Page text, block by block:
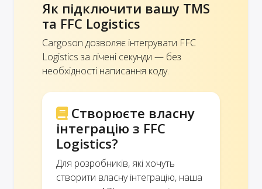
Як підключити вашу TMS
та FFC Logistics
Cargoson дозволяє інтегрувати FFC
Logistics за лічені секунди — без
необхідності написання коду.
Створюєте власну
інтеграцію з FFC
Logistics?
Для розробників, які хочуть
створити власну інтеграцію, наша